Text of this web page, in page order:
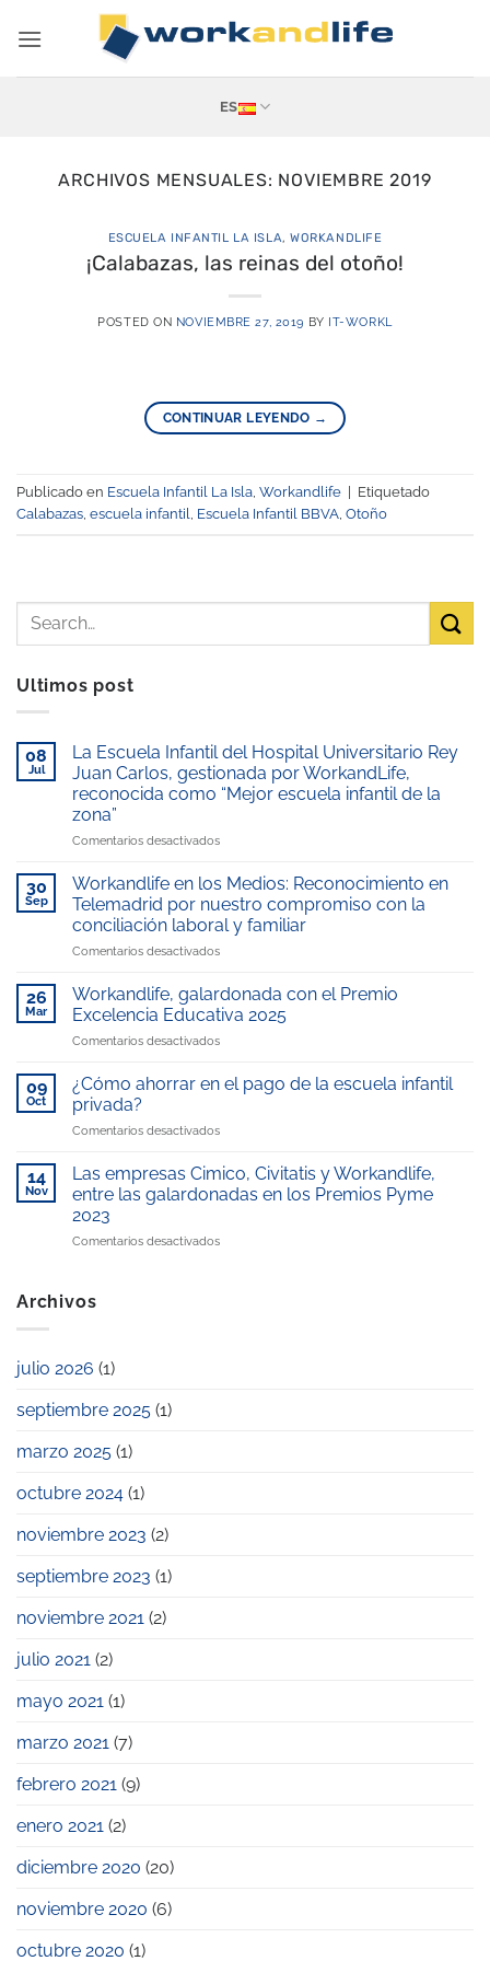
ES
ARCHIVOS MENSUALES: NOVIEMBRE 2019
ESCUELA INFANTIL LA ISLA,WORKANDLIFE
¡Calabazas, las reinas del otoño!
POSTED ON NOVIEMBRE 27, 2019 BY IT-WORKL
CONTINUAR LEYENDO →
Publicado en Escuela Infantil La Isla Workandlife
Etiquetado
Calabazas escuela infantil Escuela Infantil BBVA Otoño
Ultimos post
08
Jul
La Escuela Infantil del Hospital Universitario Rey
Juan Carlos, gestionada por WorkandLife,
reconocida como “Mejor escuela infantil de la
zona”
Comentarios desactivadosen
Escuela
Infantil
del
Hospital
Universitario
Juan
Carlos,
gestionada
por
reconocida
escuela
de
la
30
Sep
Workandlife en los Medios: Reconocimiento en
Telemadrid por nuestro compromiso con la
conciliación laboral y familiar
Comentarios desactivadosen
en
los
Medios:
Reconocimiento
Telemadrid
compromiso
la
conciliación
familiar
26
Mar
Workandlife, galardonada con el Premio
Excelencia Educativa 2025
Comentarios desactivadosen
galardonada
Premio
Educativa
2025
09
Oct
¿Cómo ahorrar en el pago de la escuela infantil
privada?
Comentarios desactivadosen
ahorrar
el
de
14
Nov
Las empresas Cimico, Civitatis y Workandlife,
entre las galardonadas en los Premios Pyme
2023
Comentarios desactivadosen
Archivos
julio 2026 (1)
septiembre 2025 (1)
marzo 2025 (1)
octubre 2024 (1)
noviembre 2023 (2)
septiembre 2023 (1)
noviembre 2021 (2)
julio 2021 (2)
mayo 2021 (1)
marzo 2021 (7)
febrero 2021 (9)
enero 2021 (2)
diciembre 2020 (20)
noviembre 2020 (6)
octubre 2020 (1)